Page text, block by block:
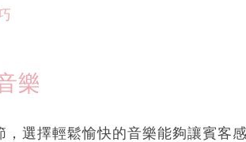
樂
選擇輕鬆愉快的音樂能夠讓賓客